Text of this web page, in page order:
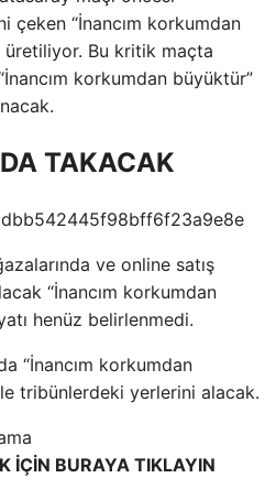
çeken “İnancım korkumdan
üretiliyor. Bu kritik maçta
korkumdan büyüktür”
TAKACAK
ve online satış
“İnancım korkumdan
henüz belirlenmedi.
“İnancım korkumdan
tribünlerdeki yerlerini alacak.
İÇİN BURAYA TIKLAYIN